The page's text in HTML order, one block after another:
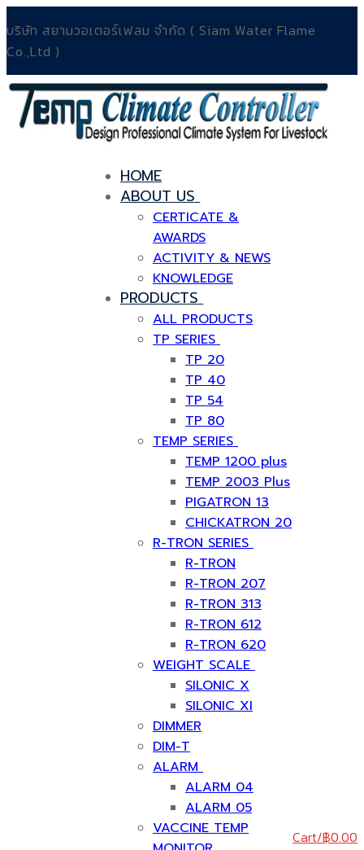
to
content
บริษัท สยามวอเตอร์เฟลม จำกัด ( Siam Water Flame
Co.,Ltd )
HOME
ABOUT US
CERTICATE &
AWARDS
ACTIVITY & NEWS
KNOWLEDGE
PRODUCTS
ALL PRODUCTS
TP SERIES
TP 20
TP 40
TP 54
TP 80
TEMP SERIES
TEMP 1200 plus
TEMP 2003 Plus
PIGATRON 13
CHICKATRON 20
R-TRON SERIES
R-TRON
R-TRON 207
R-TRON 313
R-TRON 612
R-TRON 620
WEIGHT SCALE
SILONIC X
SILONIC XI
DIMMER
DIM-T
ALARM
ALARM 04
ALARM 05
VACCINE TEMP
Cart/฿0.00